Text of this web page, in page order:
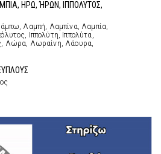
ΗΡΩ, ΉΡΩΝ, ΙΠΠΟΛΥΤΟΣ,
Λαμπή, Λαμπίνα, Λαμπία,
Ιππολύτη, Ιππολύτα,
Λώρα, Λωραίνη, Λάουρα,